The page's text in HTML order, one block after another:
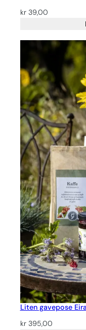
kr39,00
Liten gavepose
kr395,00